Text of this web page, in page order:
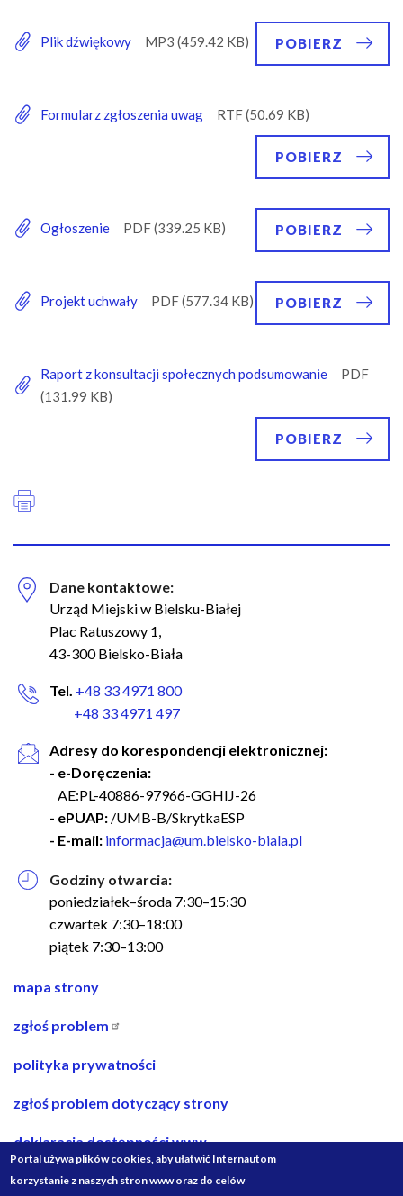
Plik dźwiękowy POBIERZ
Formularz zgłoszenia uwag
POBIERZ
Ogłoszenie POBIERZ
Projekt uchwały POBIERZ
Raport z konsultacji społecznych podsumowanie
POBIERZ
Dane kontaktowe:
Urząd Miejski w Bielsku-Białej
Plac Ratuszowy 1,
43-300 Bielsko-Biała
Tel. +48 33 4971 800
+48 33 4971 497
Adresy do korespondencji elektronicznej:
- e-Doręczenia:
AE:PL-40886-97966-GGHIJ-26
- ePUAP: /UMB-B/SkrytkaESP
- E-mail: informacja@um.bielsko-biala.pl
Godziny otwarcia:
poniedziałek–środa 7:30–15:30
czwartek 7:30–18:00
piątek 7:30–13:00
nawigacja
stopce
mapa strony
zgłoś problem
polityka prywatności
zgłoś problem dotyczący strony
deklaracja dostępności www
deklaracja dostępności bip
Portal używa plików cookies, aby ułatwić Internautom
korzystanie z naszych stron www oraz do celów